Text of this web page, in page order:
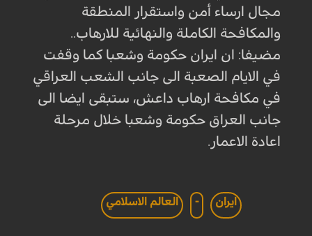
مجال ارساء أمن واستقرار المنطقة
والمكافحة الكاملة والنهائية للارهاب..
مضيفا: ان ايران حكومة وشعبا كما وقفت
في الايام الصعبة الى جانب الشعب العراقي
في مكافحة ارهاب داعش، ستبقى ايضا الى
جانب العراق حكومة وشعبا خلال مرحلة
اعادة الاعمار.
ايران - العالم الاسلامي